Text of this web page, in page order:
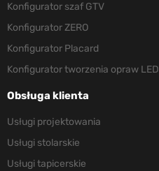
Konfigurator szaf GTV
Konfigurator ZERO
Konfigurator Placard
Konfigurator tworzenia opraw LED
Obsługa klienta
Usługi projektowania
Usługi stolarskie
Usługi tapicerskie